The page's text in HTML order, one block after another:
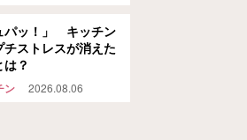
パッ！」 キッチン
ストレスが消えた
は？
ン 2026.08.06